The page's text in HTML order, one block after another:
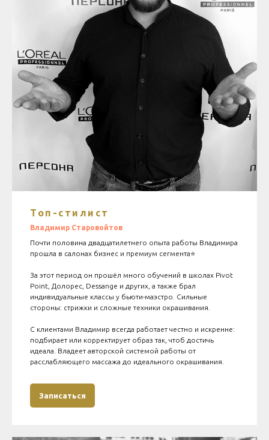
Топ-стилист
Владимир Старовойтов
Почти половина двадцатилетнего опыта работы Владимира
прошла в салонах бизнес и премиум сегмента⭐️
За этот период он прошёл много обучений в школах Pivot
Point, Долорес, Dessange и других, а также брал
индивидуальные классы у бьюти-маэстро. Сильные
стороны: стрижки и сложные техники окрашивания.
С клиентами Владимир всегда работает честно и искренне:
подбирает или корректирует образ так, чтоб достичь
идеала. Владеет авторской системой работы от
расслабляющего массажа до идеального окрашивания.
Записаться